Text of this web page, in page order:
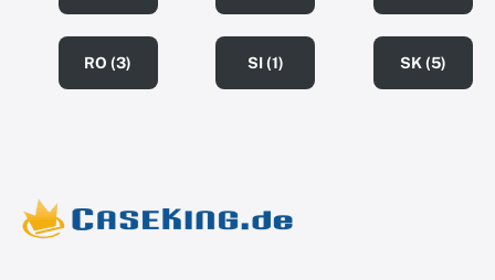
RO (3) SI (1) SK (5)